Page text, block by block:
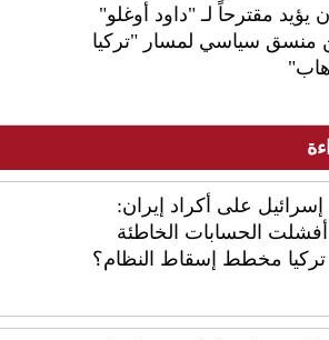
يؤيد مقترحاً لـ "داود أوغلو"
منسق سياسي لمسار "تركيا
على أكراد إيران:
الحسابات الخاطئة
تركيا مخطط إسقاط النظام؟